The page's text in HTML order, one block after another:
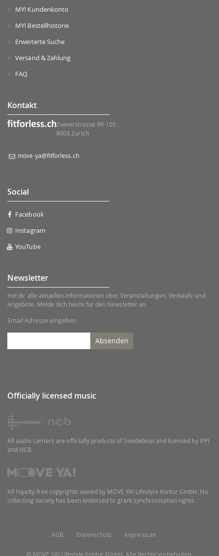
MY! Kundenkonto
MY! Bestellhistorie
Erweiterte Suche
Versand & Zahlung
FAQ
Kontakt
Zweierstrasse 99-105
8003 Zürich
move-ya@fitforless.ch
Social
Facebook
Instagram
YouTube
Newsletter
Hol dir alle aktuellen Informationen über Veranstaltungen, Verkäufe und
Angebote. Melde dich heute für den Newsletter an.
Email Adresse eingeben
Absenden
Officially licensed music
All audio carriers are officially products of Swedebeat and licensed by IFPI
and NCB.
All royalty-free copyrights owned by MOVE YA! Lifestyle Kontor GmbH. No
collecting society has been endorsed to grant synchronisation rights.
AGB Datenschutz Impressum
© MOVE YA! Lifestyle Kontor GmbH. Alle Rechte vorbehalten.